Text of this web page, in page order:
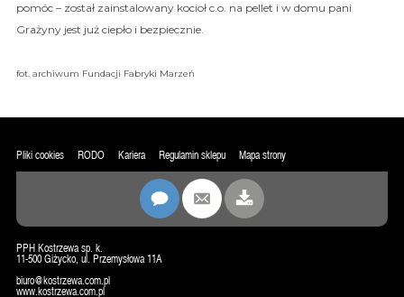
pomóc – został zainstalowany kocioł c.o. na pellet i w domu pani
Grażyny jest już ciepło i bezpiecznie.
fot. archiwum Fundacji Fabryki Marzeń
Pliki cookies RODO Kariera Regulamin sklepu Mapa strony
PPH Kostrzewa sp. k.
11-500 Giżycko, ul. Przemysłowa 11A
biuro@kostrzewa.com.pl
www.kostrzewa.com.pl